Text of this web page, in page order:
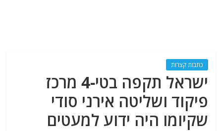
כתבות קצרות
ישראל תקפה בטי-4 מרכז
פיקוד ושליטה אירני סודי
שקיומו היה ידוע למעטים